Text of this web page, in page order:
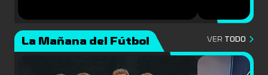
La Mañana del Fútbol VER TODO